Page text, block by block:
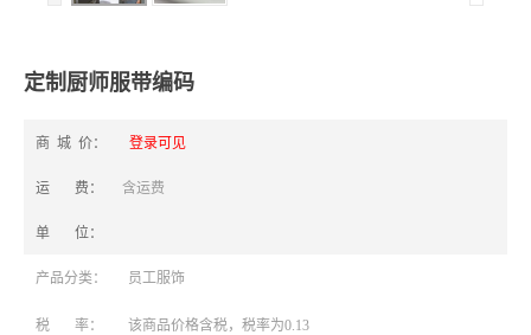
定制厨师服带编码
商 城 价： 登录可见
运 费： 含运费
单 位：
产品分类： 员工服饰
税 率： 该商品价格含税，税率为0.13